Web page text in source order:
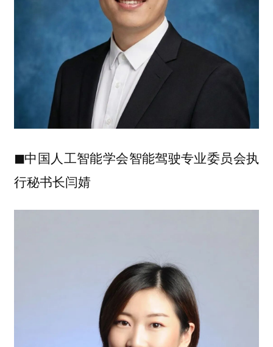
◼中国人工智能学会智能驾驶专业委员会执
行秘书长闫婧